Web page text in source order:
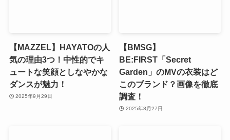
【MAZZEL】HAYATOの人
気の理由3つ！中性的でキ
ュートな笑顔としなやかな
ダンスが魅力！
2025年9月29日
【BMSG】
BE:FIRST「Secret
Garden」のMVの衣装はど
このブランド？画像を徹底
調査！
2025年8月27日